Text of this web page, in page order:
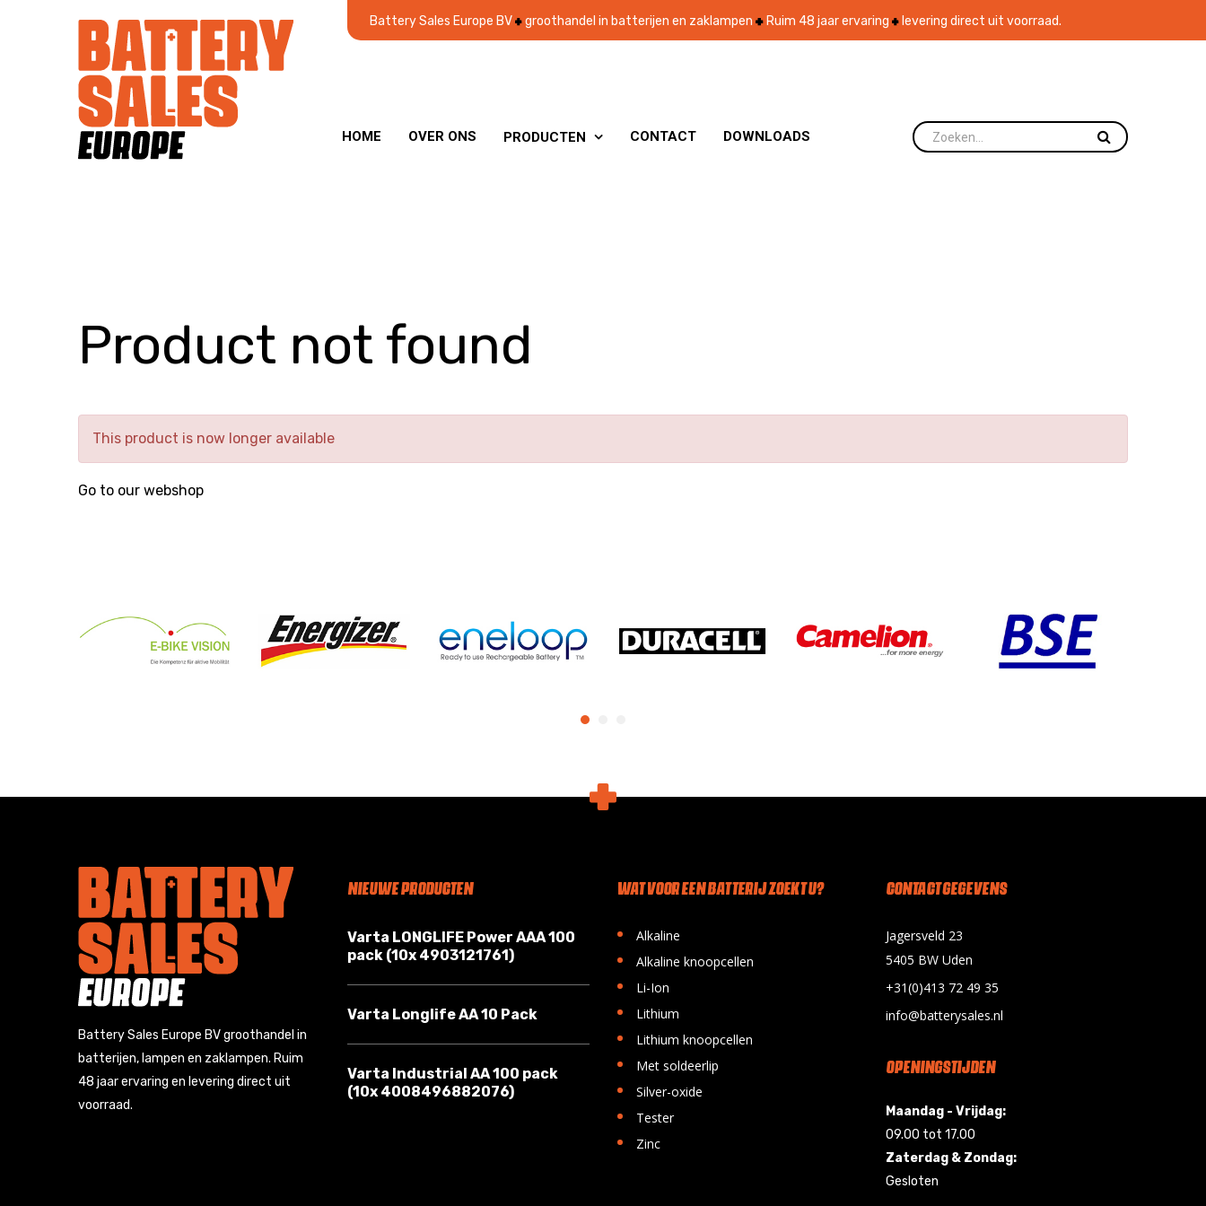
Battery Sales Europe BV groothandel in batterijen en zaklampen Ruim 48 jaar ervaring levering direct uit voorraad.
HOME OVER ONS PRODUCTEN  CONTACT DOWNLOADS
Product not found
This product is now longer available
Go to our webshop
Battery Sales Europe BV groothandel in
batterijen, lampen en zaklampen. Ruim
48 jaar ervaring en levering direct uit
voorraad.
NIEUWE PRODUCTEN
Varta LONGLIFE Power AAA 100
pack (10x 4903121761)
Varta Longlife AA 10 Pack
Varta Industrial AA 100 pack
(10x 4008496882076)
WAT VOOR EEN BATTERIJ ZOEKT U?
• Alkaline
• Alkaline knoopcellen
• Li-Ion
• Lithium
• Lithium knoopcellen
• Met soldeerlip
• Silver-oxide
• Tester
• Zinc
CONTACT GEGEVENS
Jagersveld 23
5405 BW Uden
+31(0)413 72 49 35
info@batterysales.nl
OPENINGSTIJDEN
Maandag - Vrijdag:
09.00 tot 17.00
Zaterdag & Zondag:
Gesloten